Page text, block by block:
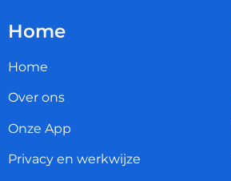
Home
Home
Over ons
Onze App
Privacy en werkwijze